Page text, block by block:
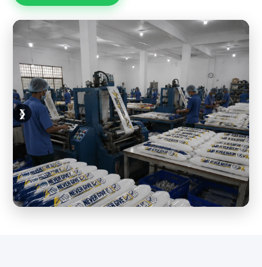
❮
❯